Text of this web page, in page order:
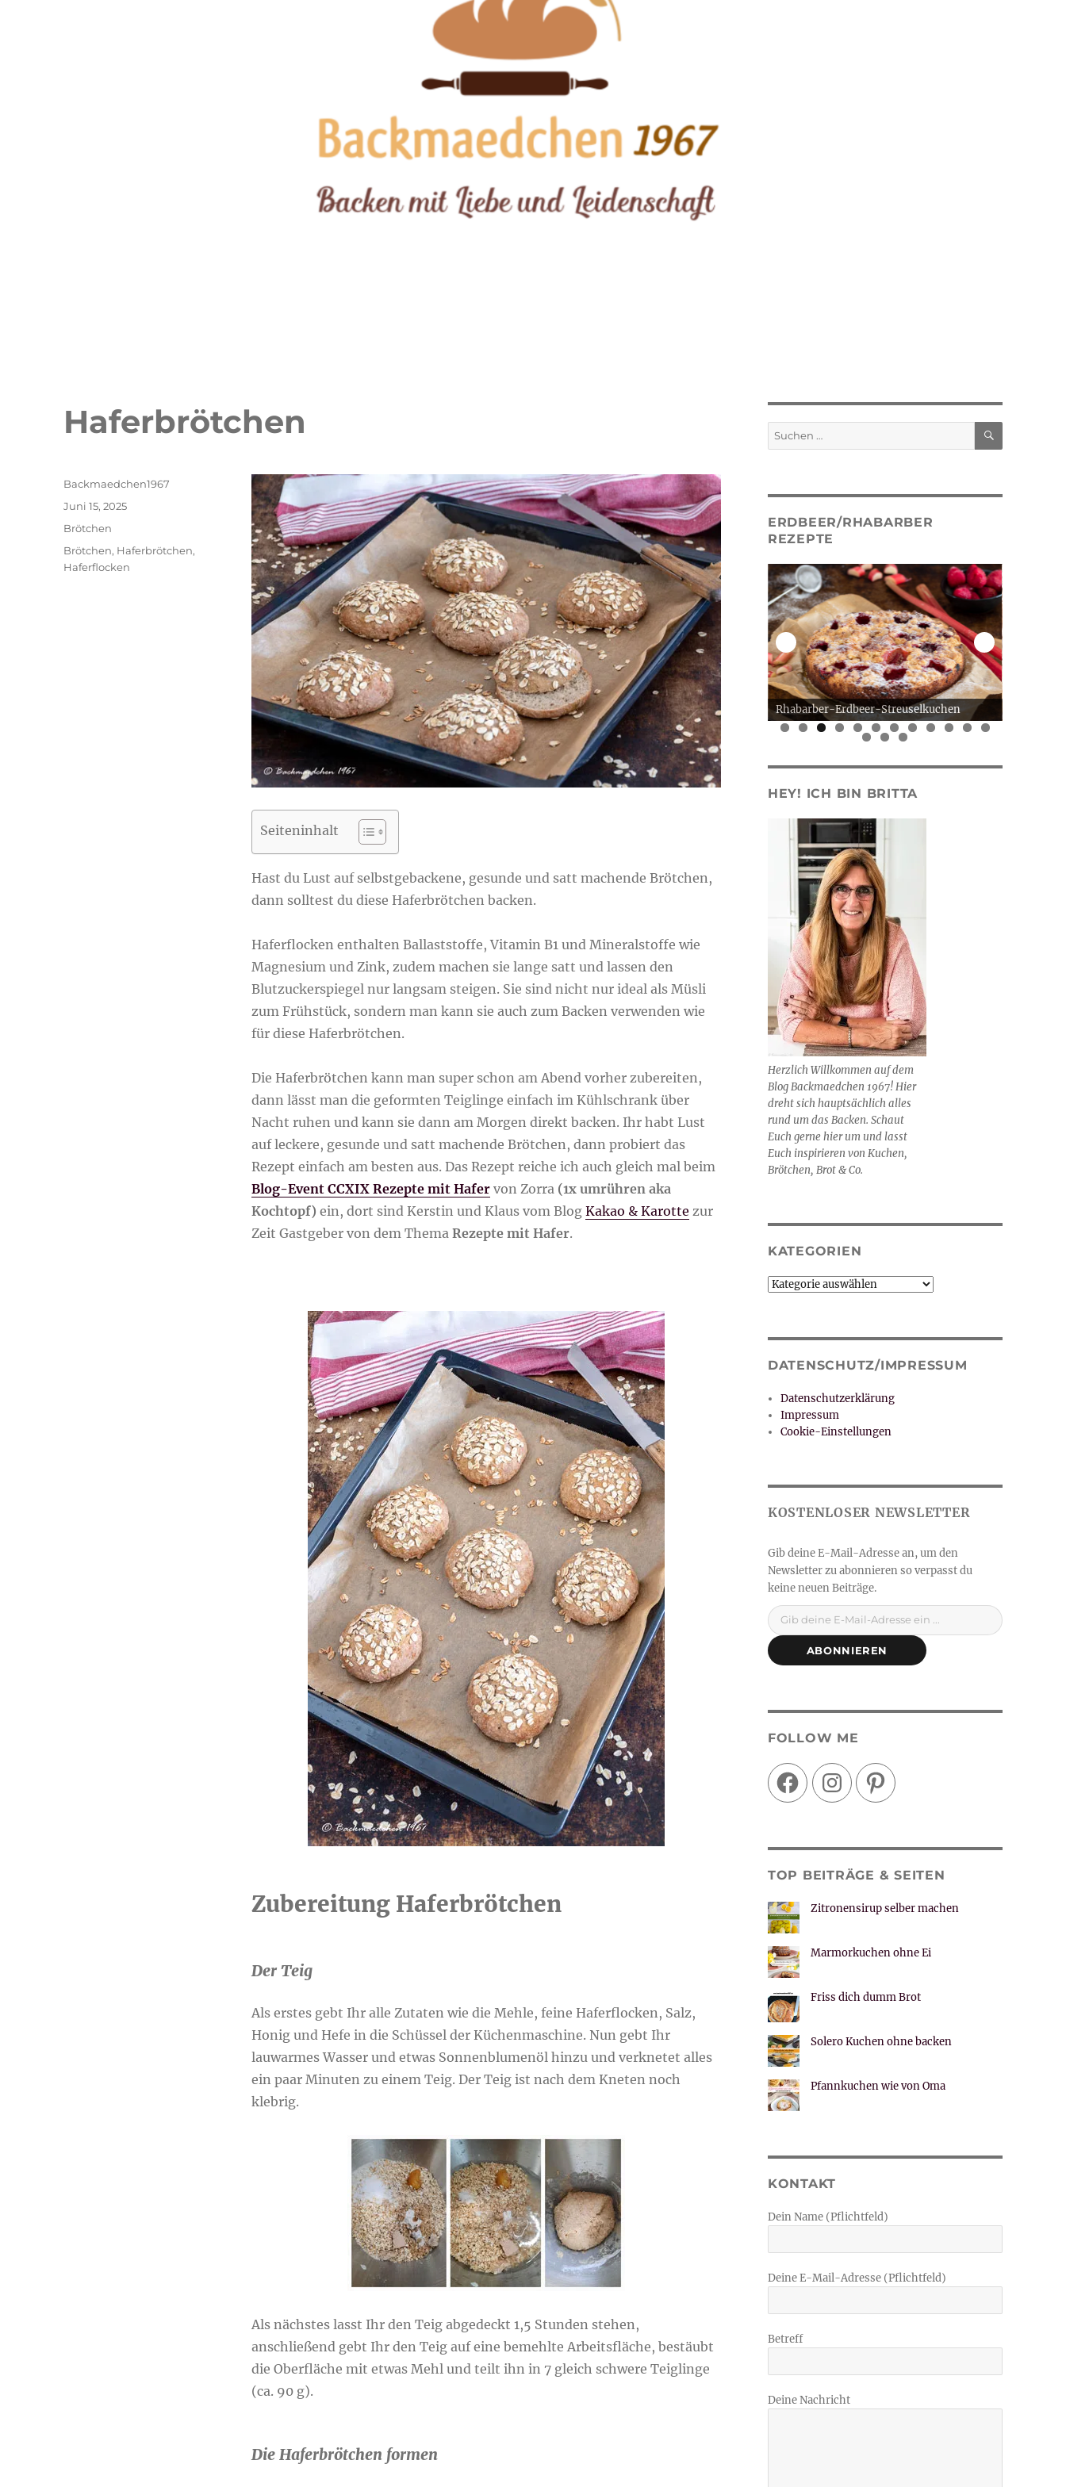
Haferbrötchen
Seiteninhalt
Hast du Lust auf selbstgebackene, gesunde und satt machende Brötchen,
dann solltest du diese Haferbrötchen backen.
Haferflocken enthalten Ballaststoffe, Vitamin B1 und Mineralstoffe wie
Magnesium und Zink, zudem machen sie lange satt und lassen den
Blutzuckerspiegel nur langsam steigen. Sie sind nicht nur ideal als Müsli
zum Frühstück, sondern man kann sie auch zum Backen verwenden wie
für diese Haferbrötchen.
Die Haferbrötchen kann man super schon am Abend vorher zubereiten,
dann lässt man die geformten Teiglinge einfach im Kühlschrank über
Nacht ruhen und kann sie dann am Morgen direkt backen. Ihr habt Lust
auf leckere, gesunde und satt machende Brötchen, dann probiert das
Rezept einfach am besten aus. Das Rezept reiche ich auch gleich mal beim
Blog-Event CCXIX Rezepte mit Hafervon Zorra (1x umrühren aka
Kochtopf) ein, dort sind Kerstin und Klaus vom Blog Kakao & Karotte zur
Zeit Gastgeber von dem Thema Rezepte mit Hafer.
Zubereitung Haferbrötchen
Der Teig
Als erstes gebt Ihr alle Zutaten wie die Mehle, feine Haferflocken, Salz,
Honig und Hefe in die Schüssel der Küchenmaschine. Nun gebt Ihr
lauwarmes Wasser und etwas Sonnenblumenöl hinzu und verknetet alles
ein paar Minuten zu einem Teig. Der Teig ist nach dem Kneten noch
klebrig.
Als nächstes lasst Ihr den Teig abgedeckt 1,5 Stunden stehen,
anschließend gebt Ihr den Teig auf eine bemehlte Arbeitsfläche, bestäubt
die Oberfläche mit etwas Mehl und teilt ihn in 7 gleich schwere Teiglinge
(ca. 90 g).
Die Haferbrötchen formen
Autor
Backmaedchen1967
Veröffentlicht
am
Juni 15, 2025
Kategorien
Brötchen
Schlagwörter
Brötchen, Haferbrötchen,
Haferflocken
Suche
nach:
SUCHEN
ERDBEER/RHABARBER
REZEPTE
schneller Waffelkuchen mit Erdbeeren Erdbeer Tiramisu Torte Rhabarber-Erdbeer-Streuselkuchen
0
1 2
3 4 5
HEY! ICH BIN BRITTA
Herzlich Willkommen auf dem
Blog Backmaedchen 1967! Hier
dreht sich hauptsächlich alles
rund um das Backen. Schaut
Euch gerne hier um und lasst
Euch inspirieren von Kuchen,
Brötchen, Brot & Co.
KATEGORIEN
Kategorien
DATENSCHUTZ/IMPRESSUM
Datenschutzerklärung
Impressum
Cookie-Einstellungen
Gib deine E-Mail-Adresse ein ...
ABONNIEREN
FOLLOW ME
FacebookInstagramPinterest
TOP BEITRÄGE & SEITEN
Zitronensirup selber machen
Marmorkuchen ohne Ei
Friss dich dumm Brot
Solero Kuchen ohne backen
Pfannkuchen wie von Oma
KONTAKT
Dein Name (Pflichtfeld)
Deine E-Mail-Adresse (Pflichtfeld)
Betreff
Deine Nachricht